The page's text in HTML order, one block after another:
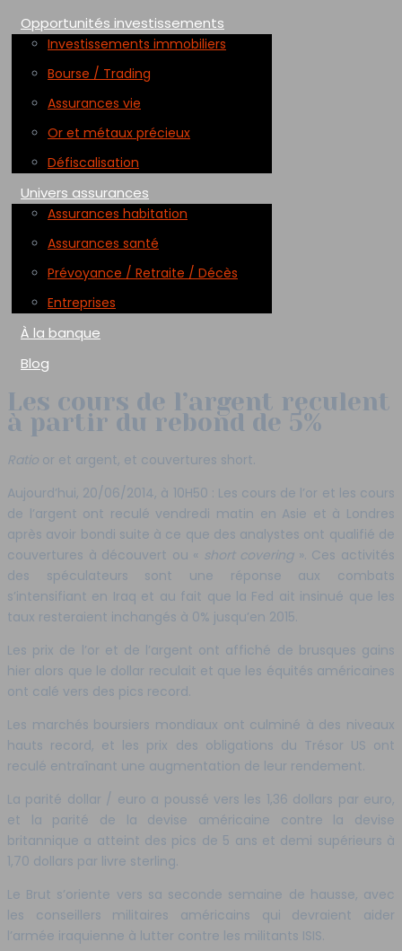
Opportunités investissements
Investissements immobiliers
Bourse / Trading
Assurances vie
Or et métaux précieux
Défiscalisation
Univers assurances
Assurances habitation
Assurances santé
Prévoyance / Retraite / Décès
Entreprises
À la banque
Blog
Les cours de l’argent reculent
à partir du rebond de 5%
Ratio or et argent, et couvertures short.
Aujourd’hui, 20/06/2014, à 10H50 : Les cours de l’or et les cours
de l’argent ont reculé vendredi matin en Asie et à Londres
après avoir bondi suite à ce que des analystes ont qualifié de
couvertures à découvert ou « short covering». Ces activités
des spéculateurs sont une réponse aux combats
s’intensifiant en Iraq et au fait que la Fed ait insinué que les
taux resteraient inchangés à 0% jusqu’en 2015.
Les prix de l’or et de l’argent ont affiché de brusques gains
hier alors que le dollar reculait et que les équités américaines
ont calé vers des pics record.
Les marchés boursiers mondiaux ont culminé à des niveaux
hauts record, et les prix des obligations du Trésor US ont
reculé entraînant une augmentation de leur rendement.
La parité dollar / euro a poussé vers les 1,36 dollars par euro,
et la parité de la devise américaine contre la devise
britannique a atteint des pics de 5 ans et demi supérieurs à
1,70 dollars par livre sterling.
Le Brut s’oriente vers sa seconde semaine de hausse, avec
les conseillers militaires américains qui devraient aider
l’armée iraquienne à lutter contre les militants ISIS.